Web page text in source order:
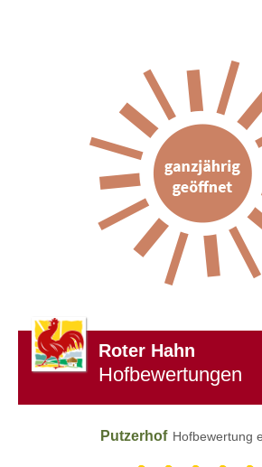
Roter Hahn
Hofbewertungen
Putzerhof Hofbewertung